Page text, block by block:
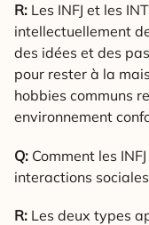
R: Les INFJ et les
intellectuellement
des idées et des
pour rester à la
hobbies communs
environnement
Q: Comment les
interactions
R: Les deux types